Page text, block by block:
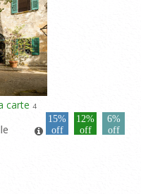
carte 4
15%
off
12%
off
6%
off